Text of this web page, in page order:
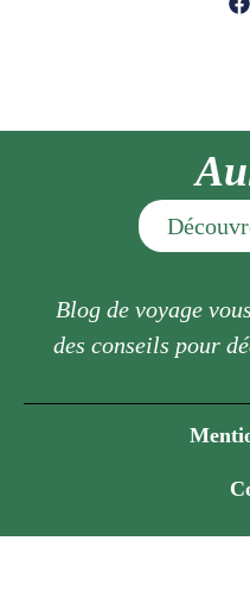
Blog de voyage
des conseils pour